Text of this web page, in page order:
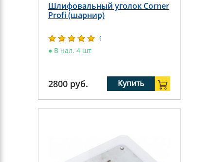
Шлифовальный уголок Corner
Profi (шарнир)
1
● В нал. 4 шт
2800 руб. Купить